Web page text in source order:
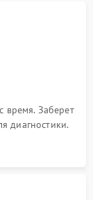
время. Заберет
диагностики.